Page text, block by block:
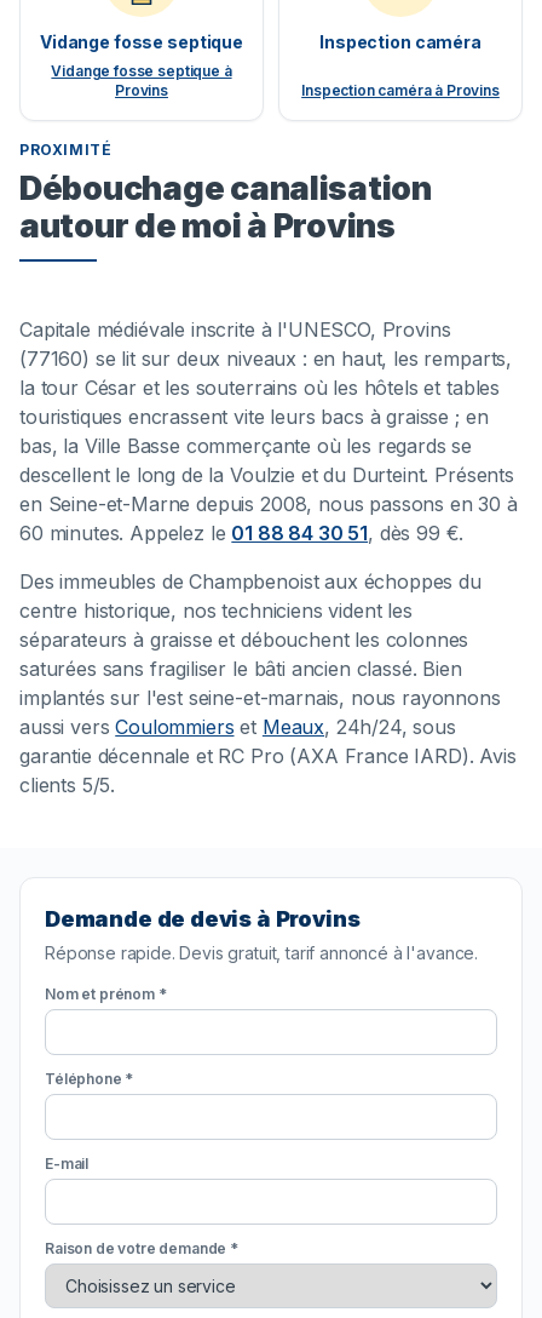
Vidange fosse septique
Vidange fosse septique à
Provins
Inspection caméra
Inspection caméra à Provins
PROXIMITÉ
Débouchage canalisation
autour de moi à Provins
Capitale médiévale inscrite à l'UNESCO, Provins
(77160) se lit sur deux niveaux : en haut, les remparts,
la tour César et les souterrains où les hôtels et tables
touristiques encrassent vite leurs bacs à graisse ; en
bas, la Ville Basse commerçante où les regards se
descellent le long de la Voulzie et du Durteint. Présents
en Seine-et-Marne depuis 2008, nous passons en 30 à
60 minutes. Appelez le 01 88 84 30 51, dès 99 €.
Des immeubles de Champbenoist aux échoppes du
centre historique, nos techniciens vident les
séparateurs à graisse et débouchent les colonnes
saturées sans fragiliser le bâti ancien classé. Bien
implantés sur l'est seine-et-marnais, nous rayonnons
aussi versCoulommiers et Meaux, 24h/24, sous
garantie décennale et RC Pro (AXA France IARD). Avis
clients 5/5.
Demande de devis à Provins
Réponse rapide. Devis gratuit, tarif annoncé à l'avance.
Nom et prénom *
Téléphone *
E-mail
Raison de votre demande *